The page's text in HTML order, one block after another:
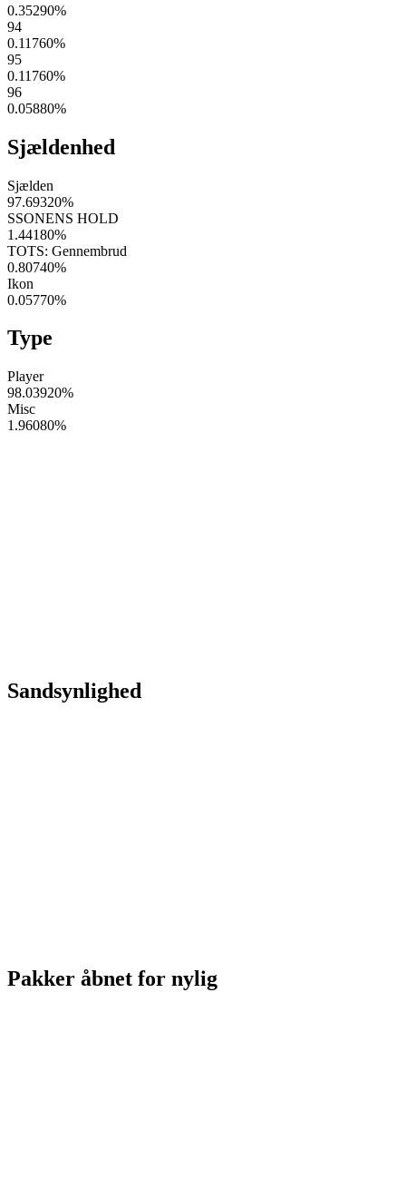
0.35290%
94
0.11760%
95
0.11760%
96
0.05880%
Sjældenhed
Sjælden
97.69320%
SSONENS HOLD
1.44180%
TOTS: Gennembrud
0.80740%
Ikon
0.05770%
Type
Player
98.03920%
Misc
1.96080%
Sandsynlighed
Pakker åbnet for nylig